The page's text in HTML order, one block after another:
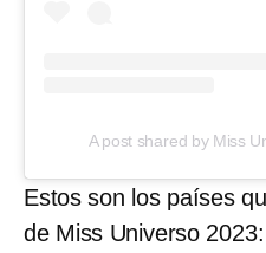
A post shared by Miss
Estos son los países
de Miss Universo 2023: